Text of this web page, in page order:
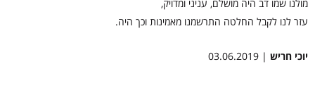
מולנו שמו דב היה מושלם, עניני ומדויק,
עזר לנו לקבל החלטה התרשמנו מאמינות וכך היה.
יוכי חריש | 03.06.2019